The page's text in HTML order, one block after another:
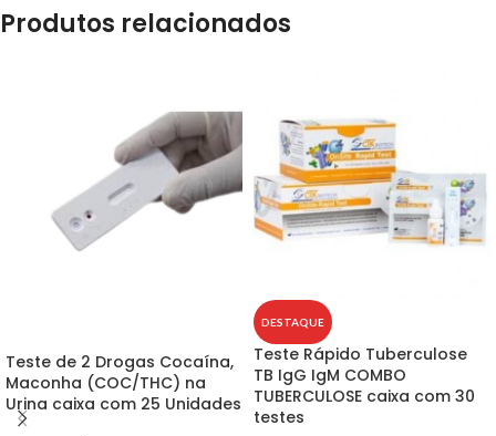
Produtos relacionados
Teste de 2 Drogas Cocaína,
Maconha (COC/THC) na
Urina caixa com 25 Unidades
DESTAQUE
Teste Rápido Tuberculose
TB IgG IgM COMBO
TUBERCULOSE caixa com 30
testes